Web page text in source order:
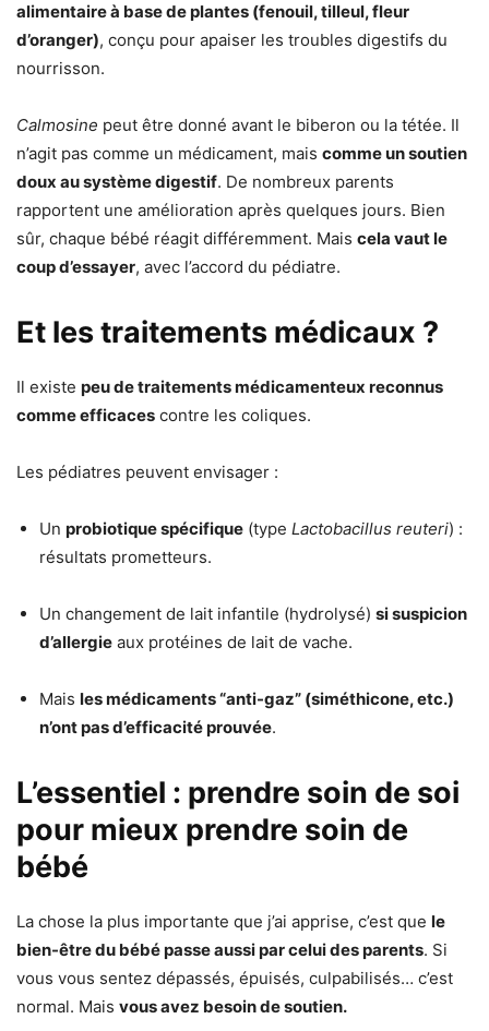
alimentaire à base de plantes (fenouil, tilleul, fleur
d’oranger), conçu pour apaiser les troubles digestifs du
nourrisson.
Calmosine peut être donné avant le biberon ou la tétée. Il
n’agit pas comme un médicament, mais comme un soutien
doux au système digestif. De nombreux parents
rapportent une amélioration après quelques jours. Bien
sûr, chaque bébé réagit différemment. Mais cela vaut le
coup d’essayer, avec l’accord du pédiatre.
Et les traitements médicaux ?
Il existe peu de traitements médicamenteux reconnus
comme efficaces contre les coliques.
Les pédiatres peuvent envisager :
Un probiotique spécifique (type Lactobacillus reuteri) :
résultats prometteurs.
Un changement de lait infantile (hydrolysé) si suspicion
d’allergie aux protéines de lait de vache.
Mais les médicaments “anti-gaz” (siméthicone, etc.)
n’ont pas d’efficacité prouvée.
L’essentiel : prendre soin de soi
pour mieux prendre soin de
bébé
La chose la plus importante que j’ai apprise, c’est que le
bien-être du bébé passe aussi par celui des parents. Si
vous vous sentez dépassés, épuisés, culpabilisés… c’est
normal. Mais vous avez besoin de soutien.